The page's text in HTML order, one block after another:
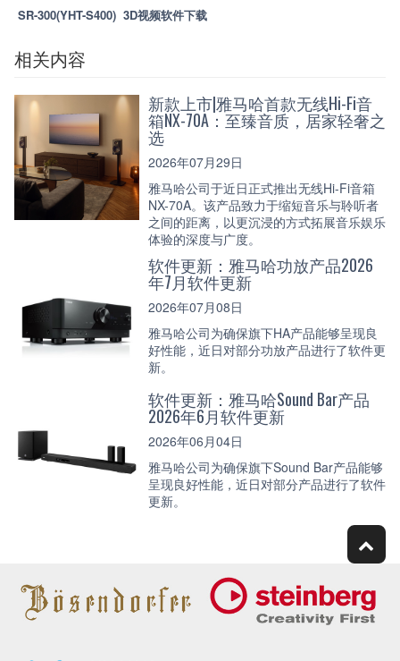
SR-300(YHT-S400) 3D视频软件下载
相关内容
新款上市|雅马哈首款无线Hi-Fi音
箱NX-70A：至臻音质，居家轻奢之
选
2026年07月29日
雅马哈公司于近日正式推出无线Hi-Fi音箱
NX-70A。该产品致力于缩短音乐与聆听者
之间的距离，以更沉浸的方式拓展音乐娱乐
体验的深度与广度。
软件更新：雅马哈功放产品2026
年7月软件更新
2026年07月08日
雅马哈公司为确保旗下HA产品能够呈现良
好性能，近日对部分功放产品进行了软件更
新。
软件更新：雅马哈Sound Bar产品
2026年6月软件更新
2026年06月04日
雅马哈公司为确保旗下Sound Bar产品能够
呈现良好性能，近日对部分产品进行了软件
更新。